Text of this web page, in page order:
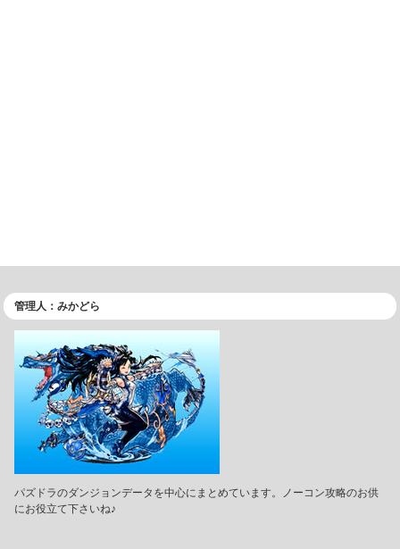
管理人：みかどら
パズドラのダンジョンデータを中心にまとめています。ノーコン攻略のお供
にお役立て下さいね♪